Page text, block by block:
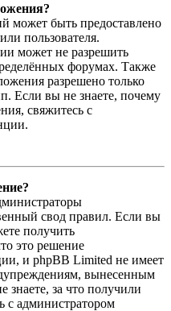
может быть предоставлено
пользователя.
может не разрешить
форумах. Также
разрешено только
Если вы не знаете, почему
свяжитесь с
свод правил. Если вы
получить
это решение
и phpBB Limited не имеет
вынесенным
знаете, за что получили
с администратором